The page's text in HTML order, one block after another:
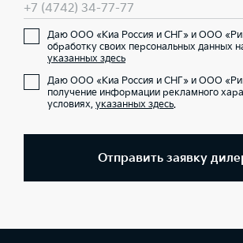
+7 (4742) 34-77-77
Даю ООО «Киа Россия и СНГ» и ООО
обработку своих персональных данных
указанных здесь
Даю ООО «Киа Россия и СНГ» и ООО
получение информации рекламного
условиях, указанных здесь.
Отправить заявку